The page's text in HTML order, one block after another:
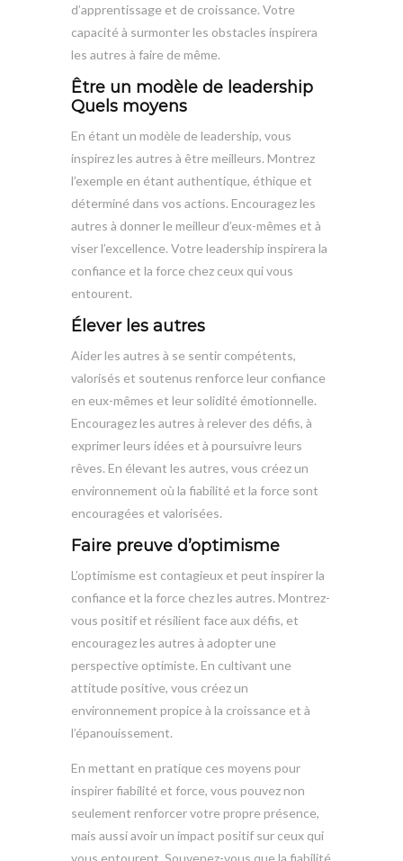
d’apprentissage et de croissance. Votre
capacité à surmonter les obstacles inspirera
les autres à faire de même.
Être un modèle de leadership
Quels moyens
En étant un modèle de leadership, vous
inspirez les autres à être meilleurs. Montrez
l’exemple en étant authentique, éthique et
déterminé dans vos actions. Encouragez les
autres à donner le meilleur d’eux-mêmes et à
viser l’excellence. Votre leadership inspirera la
confiance et la force chez ceux qui vous
entourent.
Élever les autres
Aider les autres à se sentir compétents,
valorisés et soutenus renforce leur confiance
en eux-mêmes et leur solidité émotionnelle.
Encouragez les autres à relever des défis, à
exprimer leurs idées et à poursuivre leurs
rêves. En élevant les autres, vous créez un
environnement où la fiabilité et la force sont
encouragées et valorisées.
Faire preuve d’optimisme
L’optimisme est contagieux et peut inspirer la
confiance et la force chez les autres. Montrez-
vous positif et résilient face aux défis, et
encouragez les autres à adopter une
perspective optimiste. En cultivant une
attitude positive, vous créez un
environnement propice à la croissance et à
l’épanouissement.
En mettant en pratique ces moyens pour
inspirer fiabilité et force, vous pouvez non
seulement renforcer votre propre présence,
mais aussi avoir un impact positif sur ceux qui
vous entourent. Souvenez-vous que la fiabilité